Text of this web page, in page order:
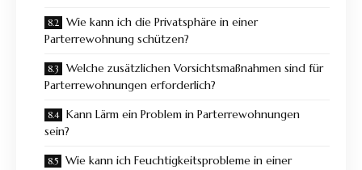
Wie kann ich die Privatsphäre in einer
Parterrewohnung schützen?
Welche zusätzlichen Vorsichtsmaßnahmen sind für
Parterrewohnungen erforderlich?
Kann Lärm ein Problem in Parterrewohnungen
sein?
Wie kann ich Feuchtigkeitsprobleme in einer